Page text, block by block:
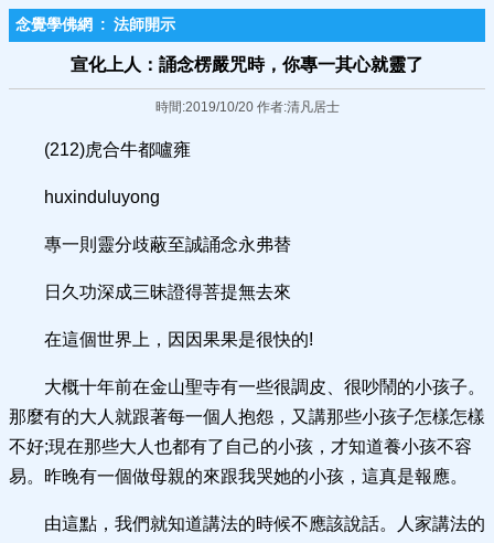
念覺學佛網 : 法師開示
宣化上人：誦念楞嚴咒時，你專一其心就靈了
時間:2019/10/20 作者:清凡居士
(212)虎合牛都嚧雍
huxinduluyong
專一則靈分歧蔽至誠誦念永弗替
日久功深成三昧證得菩提無去來
在這個世界上，因因果果是很快的!
大概十年前在金山聖寺有一些很調皮、很吵鬧的小孩子。
那麼有的大人就跟著每一個人抱怨，又講那些小孩子怎樣怎樣
不好;現在那些大人也都有了自己的小孩，才知道養小孩不容
易。昨晚有一個做母親的來跟我哭她的小孩，這真是報應。
由這點，我們就知道講法的時候不應該說話。人家講法的